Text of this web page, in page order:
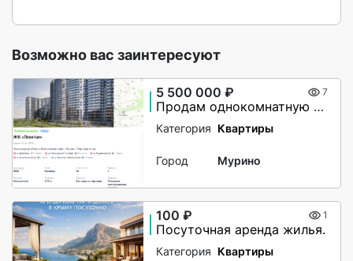
Возможно вас заинтересуют
5 500 000 ₽ 7
Продам однокомнатную в ЖК Левитан
Категория Квартиры
Город Мурино
100 ₽ 1
Посуточная аренда жилья.
Категория Квартиры